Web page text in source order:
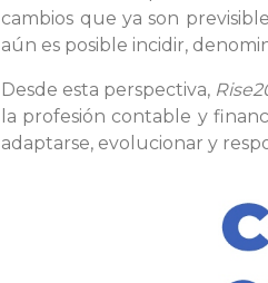
cambios que ya son
aún es posible incidir,
Desde esta perspectiva,
la profesión contable y
adaptarse, evolucionar y